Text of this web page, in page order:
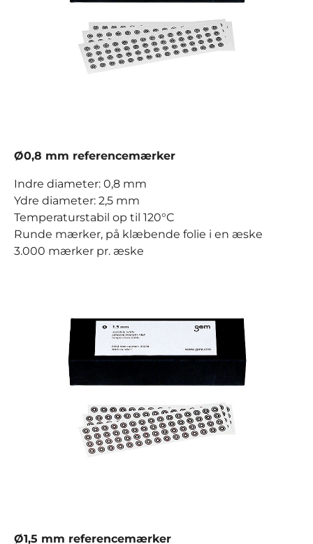
Ø0,8 mm referencemærker
Indre diameter: 0,8 mm
Ydre diameter: 2,5 mm
Temperaturstabil op til 120°C
Runde mærker, på klæbende folie i en æske
3.000 mærker pr. æske
Ø1,5 mm referencemærker